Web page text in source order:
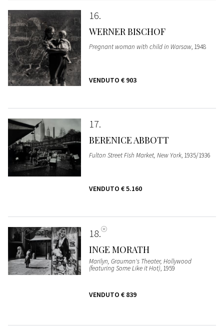
16
WERNER BISCHOF
Pregnant woman with child in Warsaw, 1948
VENDUTO € 903
17
BERENICE ABBOTT
Fulton Street Fish Market, New York, 1935/1936
VENDUTO € 5.160
18
INGE MORATH
Marilyn, Grauman's Theater, Hollywood
(featuring Some Like it Hot), 1959
VENDUTO € 839